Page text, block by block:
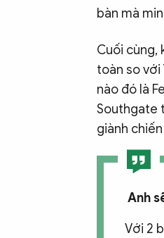
bàn mà
Cuối cùng,
toàn so với
nào đó là
Southgate
giành
Anh
Với 2